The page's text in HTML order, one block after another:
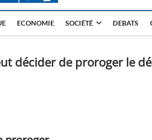
ECONOMIE SOCIÉTÉ DEBATS
décider de proroger le